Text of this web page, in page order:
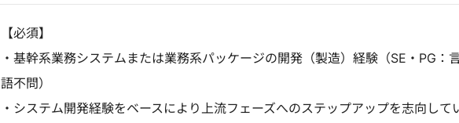
【必須】
・基幹系業務システムまたは業務系パッケージの開発（製造）経験（SE・PG：
語不問）
・システム開発経験をベースにより上流フェーズへのステップアップを志向して